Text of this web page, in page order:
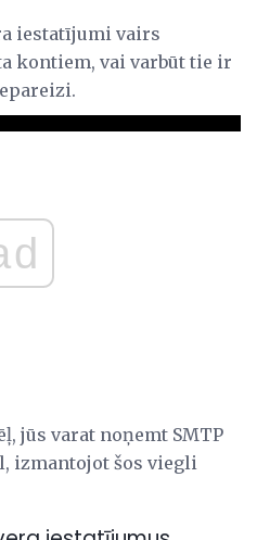
iestatījumi vairs
kontiem, vai varbūt tie ir
jūs varat noņemt SMTP
izmantojot šos viegli